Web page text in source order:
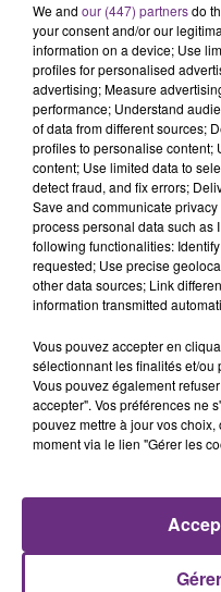
7 août 2026
LA CENTRALE
TOUJOURS À
Cela fait déjà une
nucléaire ardennaise
justifiée par la
7 août 2026
SES PORTES
C'était l'une des
fermer ses portes.
We and our (447) partnersdo
your consent and/or our
information on a device; Use
profiles for personalised
advertising; Measure
performance; Understand
of data from different sources;
profiles to personalise content;
content; Use limited data to
detect fraud, and fix errors;
Save and communicate
process personal data such as
following functionalities:
requested; Use precise
other data sources; Link
information transmitted
Vous pouvez accepter en
sélectionnant les finalités et/ou
Vous pouvez également
accepter". Vos préférences ne
pouvez mettre à jour vos
moment via le lien "Gérer les